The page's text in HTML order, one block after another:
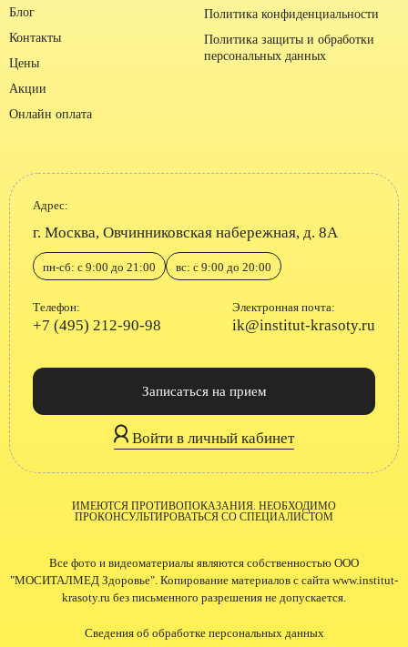
Блог
Контакты
Цены
Акции
Онлайн оплата
Политика конфиденциальности
Политика защиты и обработки
персональных данных
ИМЕЮТСЯ ПРОТИВОПОКАЗАНИЯ. НЕОБХОДИМО
ПРОКОНСУЛЬТИРОВАТЬСЯ СО СПЕЦИАЛИСТОМ
Все фото и видеоматериалы являются собственностью ООО
"МОСИТАЛМЕД Здоровье". Копирование материалов с сайта www.institut-
krasoty.ru без письменного разрешения не допускается.
Сведения об обработке персональных данных
Адрес:
г. Москва, Овчинниковская набережная, д. 8А
пн-сб: с 9:00 до 21:00 вс: с 9:00 до 20:00
Телефон:
+7 (495) 212-90-98
Электронная почта:
ik@institut-krasoty.ru
Записаться на прием
Войти в личный кабинет